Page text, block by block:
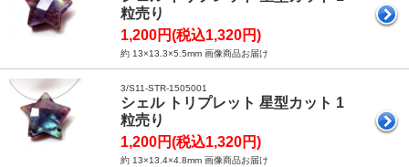
粒売り
1,200円(税込1,320円)
約 13×13.3×5.5mm 画像商品お届け
3/S11-STR-1505001
シェル トリプレット 星型カット 1
粒売り
1,200円(税込1,320円)
約 13×13.4×4.8mm 画像商品お届け